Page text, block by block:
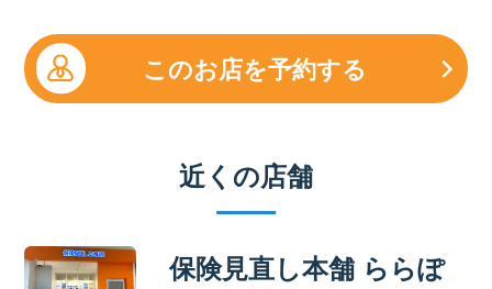
このお店を予約する
近くの店舗
保険見直し本舗 ららぽ